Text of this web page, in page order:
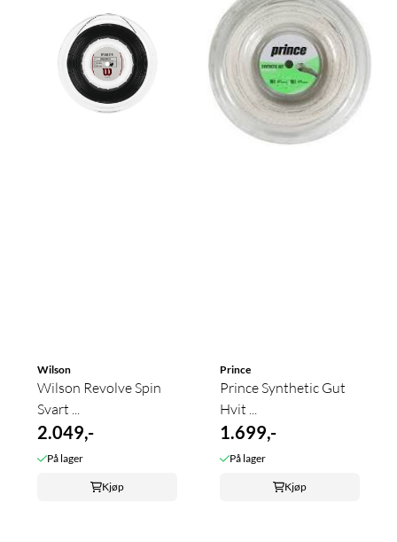
Wilson
Wilson Revolve Spin
Svart ...
2.049,-
På lager
Kjøp
Prince
Prince Synthetic Gut
Hvit ...
1.699,-
På lager
Kjøp